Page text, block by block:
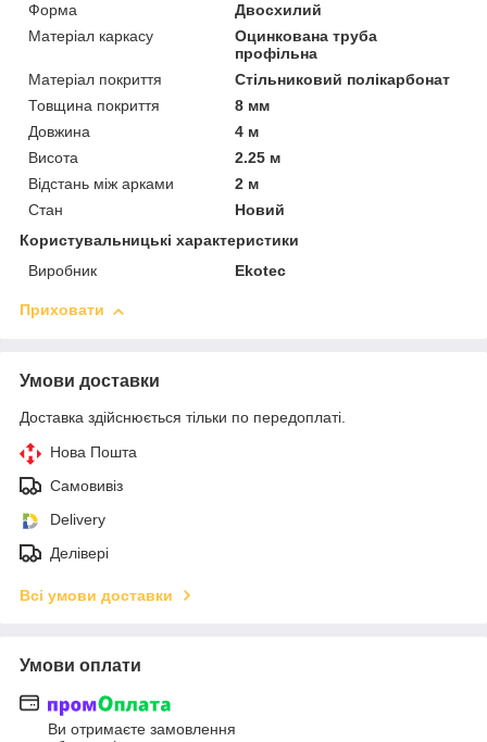
Форма
Двосхилий
Матеріал каркасу
Оцинкована труба
профільна
Матеріал покриття
Стільниковий полікарбонат
Товщина покриття
8 мм
Довжина
4 м
Висота
2.25 м
Відстань між арками
2 м
Стан
Новий
Користувальницькі характеристики
Виробник
Ekotec
Приховати
Умови доставки
Доставка здійснюється тільки по передоплаті.
Нова Пошта
Самовивіз
Delivery
Делівері
Всі умови доставки
Умови оплати
Ви отримаєте замовлення